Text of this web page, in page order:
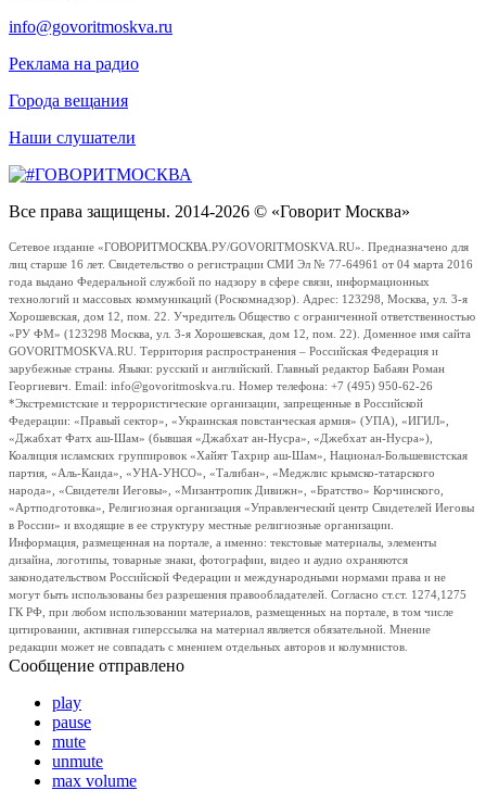
info@govoritmoskva.ru
Реклама на радио
Города вещания
Наши слушатели
Все права защищены. 2014-2026 © «Говорит Москва»
Сетевое издание «ГОВОРИТМОСКВА.РУ/GOVORITMOSKVA.RU». Предназначено для
лиц старше 16 лет. Свидетельство о регистрации СМИ Эл № 77-64961 от 04 марта 2016
года выдано Федеральной службой по надзору в сфере связи, информационных
технологий и массовых коммуникаций (Роскомнадзор). Адрес: 123298, Москва, ул. 3-я
Хорошевская, дом 12, пом. 22. Учредитель Общество с ограниченной ответственностью
«РУ ФМ» (123298 Москва, ул. 3-я Хорошевская, дом 12, пом. 22). Доменное имя сайта
GOVORITMOSKVA.RU. Территория распространения – Российская Федерация и
зарубежные страны. Языки: русский и английский. Главный редактор Бабаян Роман
Георгиевич. Email: info@govoritmoskva.ru. Номер телефона: +7 (495) 950-62-26
*Экстремистские и террористические организации, запрещенные в Российской
Федерации: «Правый сектор», «Украинская повстанческая армия» (УПА), «ИГИЛ»,
«Джабхат Фатх аш-Шам» (бывшая «Джабхат ан-Нусра», «Джебхат ан-Нусра»),
Коалиция исламских группировок «Хайят Тахрир аш-Шам», Национал-Большевистская
партия, «Аль-Каида», «УНА-УНСО», «Талибан», «Меджлис крымско-татарского
народа», «Свидетели Иеговы», «Мизантропик Дивижн», «Братство» Корчинского,
«Артподготовка», Религиозная организация «Управленческий центр Свидетелей Иеговы
в России» и входящие в ее структуру местные религиозные организации.
Информация, размещенная на портале, а именно: текстовые материалы, элементы
дизайна, логотипы, товарные знаки, фотографии, видео и аудио охраняются
законодательством Российской Федерации и международными нормами права и не
могут быть использованы без разрешения правообладателей. Согласно ст.ст. 1274,1275
ГК РФ, при любом использовании материалов, размещенных на портале, в том числе
цитировании, активная гиперссылка на материал является обязательной. Мнение
редакции может не совпадать с мнением отдельных авторов и колумнистов.
Сообщение отправлено
play
pause
mute
unmute
max volume